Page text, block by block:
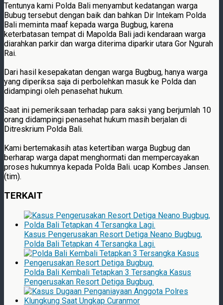
Tentunya kami Polda Bali menyambut kedatangan warga
Bubug tersebut dengan baik dan bahkan Dir Intekam Polda
Bali meminta maaf kepada warga Bugbug, karena
keterbatasan tempat di Mapolda Bali jadi kendaraan warga
diarahkan parkir dan warga diterima diparkir utara Gor Ngurah
Rai.
Dari hasil kesepakatan dengan warga Bugbug, hanya warga
yang diperiksa saja di perbolehkan masuk ke Polda dan
didampingi oleh penasehat hukum.
Saat ini pemeriksaan terhadap para saksi yang berjumlah 10
orang didampingi penasehat hukum masih berjalan di
Ditreskrium Polda Bali.
Kami bertemakasih atas ketertiban warga Bugbug dan
berharap warga dapat menghormati dan mempercayakan
proses hukumnya kepada Polda Bali. ucap Kombes Jansen.
(tim).
TERKAIT
Kasus Pengerusakan Resort Detiga Neano Bugbug,
Polda Bali Tetapkan 4 Tersangka Lagi.
Polda Bali Kembali Tetapkan 3 Tersangka Kasus
Pengerusakan Resort Detiga Bugbug.